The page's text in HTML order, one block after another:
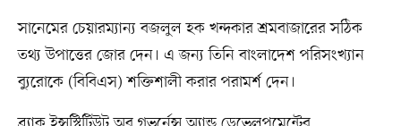
সানেমের চেয়ারম্যান্য বজলুল হক খন্দকার শ্রমবাজারের সঠিক
তথ্য উপাত্তের জোর দেন। এ জন্য তিনি বাংলাদেশ পরিসংখ্যান
ব্যুরোকে (বিবিএস) শক্তিশালী করার পরামর্শ দেন।